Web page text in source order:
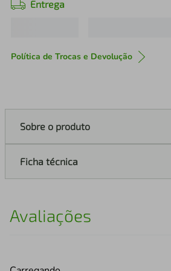
Entrega
Política de Trocas e Devolução
Sobre o produto
Ficha técnica
Avaliações